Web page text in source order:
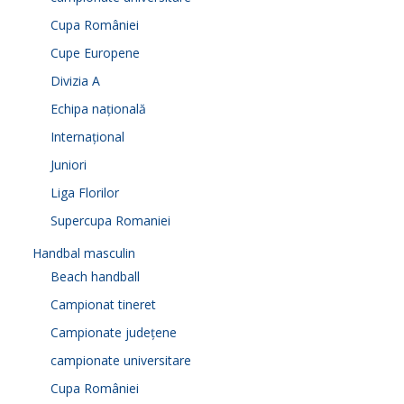
Cupa României
Cupe Europene
Divizia A
Echipa națională
Internațional
Juniori
Liga Florilor
Supercupa Romaniei
Handbal masculin
Beach handball
Campionat tineret
Campionate județene
campionate universitare
Cupa României